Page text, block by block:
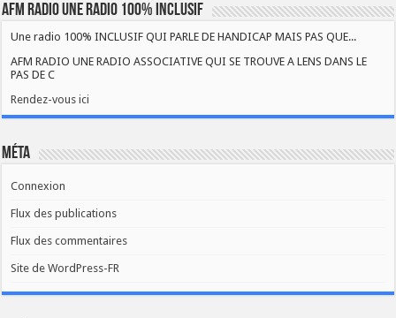
AFM RADIO UNE RADIO 100% INCLUSIF
Une radio 100% INCLUSIF QUI PARLE DE HANDICAP MAIS PAS QUE...
AFM RADIO UNE RADIO ASSOCIATIVE QUI SE TROUVE A LENS DANS LE
PAS DE C
Rendez-vous ici
Méta
Connexion
Flux des publications
Flux des commentaires
Site de WordPress-FR